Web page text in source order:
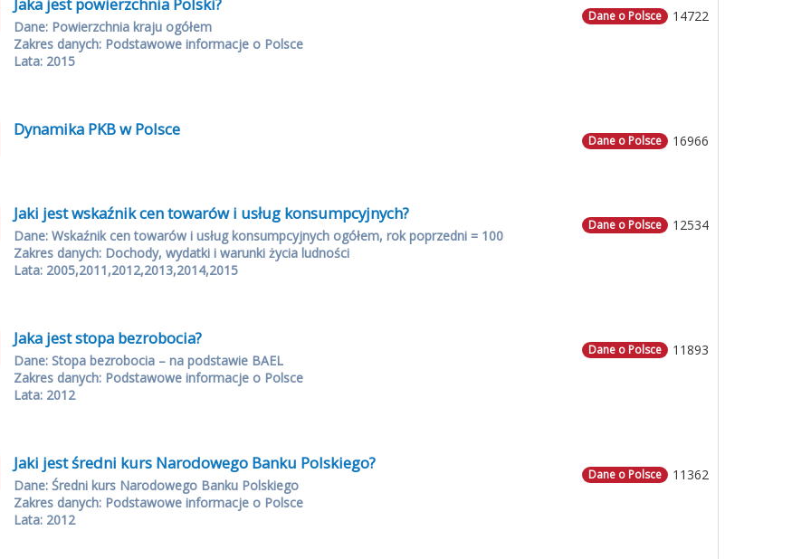
14722
Dane o Polsce
Dane: Powierzchnia kraju ogółem
Zakres danych: Podstawowe informacje o Polsce
Lata: 2015
16966
Dane o Polsce
Dynamika PKB w Polsce
12534
Dane o Polsce
Jaki jest wskaźnik cen towarów i usług konsumpcyjnych?
Dane: Wskaźnik cen towarów i usług konsumpcyjnych ogółem, rok poprzedni = 100
Zakres danych: Dochody, wydatki i warunki życia ludności
Lata: 2005,2011,2012,2013,2014,2015
11893
Dane o Polsce
Jaka jest stopa bezrobocia?
Dane: Stopa bezrobocia – na podstawie BAEL
Zakres danych: Podstawowe informacje o Polsce
Lata: 2012
11362
Dane o Polsce
Jaki jest średni kurs Narodowego Banku Polskiego?
Dane: Średni kurs Narodowego Banku Polskiego
Zakres danych: Podstawowe informacje o Polsce
Lata: 2012